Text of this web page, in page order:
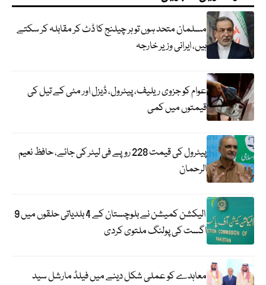
مسلمان متحد ہوں تو ہر چیلنج کا ڈٹ کر مقابلہ کر سکتے
ہیں، ایرانی وزیر خارجہ
عوام کو جزوی ریلیف، پیٹرول، ڈیزل اور مٹی کے تیل کی
قیمتوں میں کمی
پیٹرول کی قیمت 228 روپے فی لیٹر کی جائے، حافظ نعیم
الرحمان
الیکشن کمیشن نے بلوچستان کے 4 بلدیاتی حلقوں میں 9
اگست کی پولنگ ملتوی کردی
معاہدے کو عملی شکل دینے میں فیلڈ مارشل سید